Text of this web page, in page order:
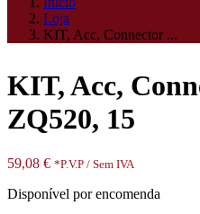
Loja
KIT, Acc, Connector ...
KIT, Acc,
ZQ520, 15
59,08 € *P.V.P / Sem IVA
Disponível por encomenda